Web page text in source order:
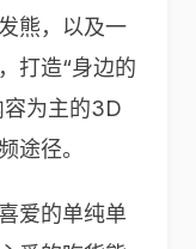
熊，以及一
打造“身边的
容为主的3D
途径。
爱的单纯单